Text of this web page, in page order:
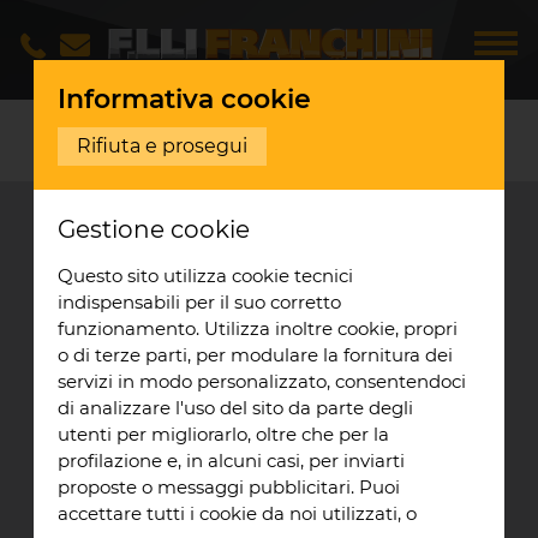
REALIZZAZIONI
Informativa cookie
Rifiuta e prosegui
Gestione cookie
Questo sito utilizza cookie tecnici
indispensabili per il suo corretto
funzionamento. Utilizza inoltre cookie, propri
o di terze parti, per modulare la fornitura dei
servizi in modo personalizzato, consentendoci
di analizzare l'uso del sito da parte degli
utenti per migliorarlo, oltre che per la
profilazione e, in alcuni casi, per inviarti
proposte o messaggi pubblicitari. Puoi
accettare tutti i cookie da noi utilizzati, o